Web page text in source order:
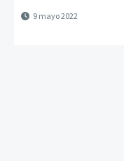
9 mayo 2022